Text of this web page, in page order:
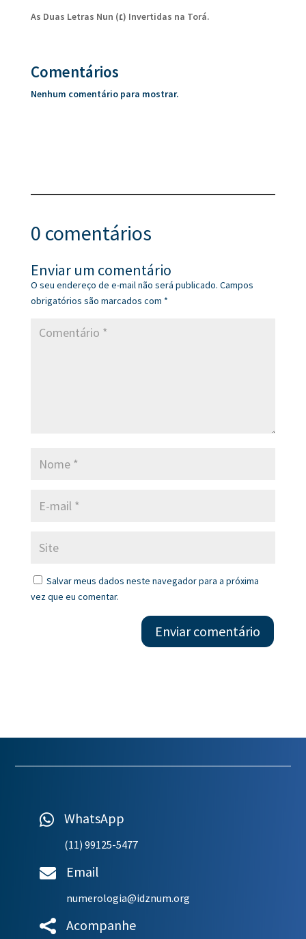
As Duas Letras Nun (׆) Invertidas na Torá.
Comentários
Nenhum comentário para mostrar.
0 comentários
Enviar um comentário
O seu endereço de e-mail não será publicado. Campos
obrigatórios são marcados com *
Salvar meus dados neste navegador para a próxima
vez que eu comentar.
Enviar comentário
 WhatsApp
(11) 99125-5477
 Email
numerologia@idznum.org
 Acompanhe